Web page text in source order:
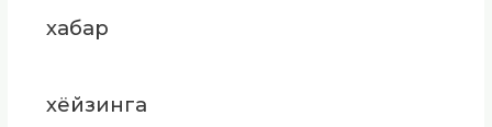
хабар
хёйзинга